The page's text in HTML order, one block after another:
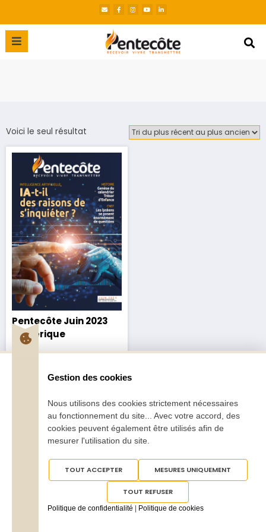
Voici le seul résultat
Pentecôte Juin 2023
numérique
Gestion des cookies
Nous utilisons des cookies strictement nécessaires
au fonctionnement du site... Avec votre accord, des
cookies peuvent également être utilisés afin de
mesurer l'utilisation du site.
TOUT ACCEPTER MESURES UNIQUEMENT
TOUT REFUSER
Politique de confidentialité Politique de cookies